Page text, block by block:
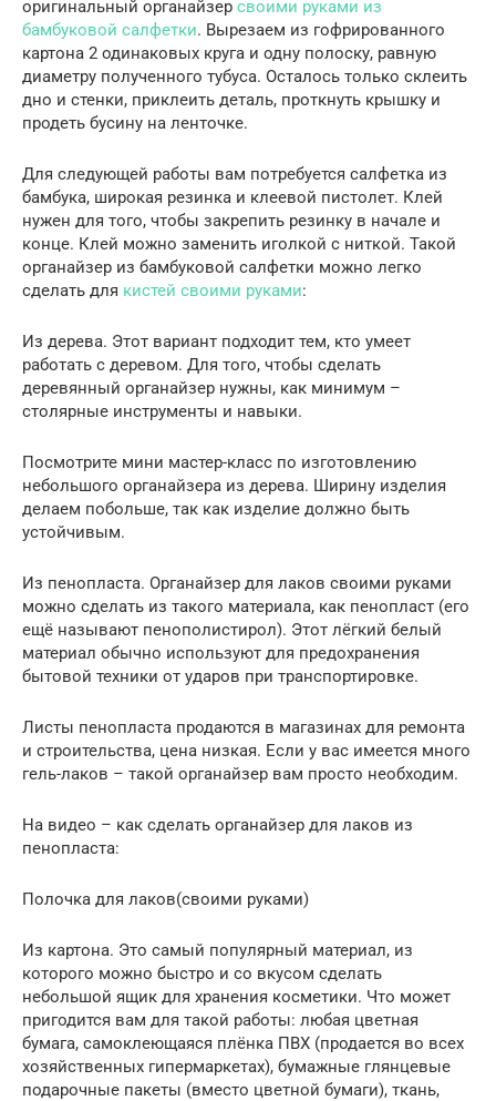
оригинальный органайзер своими руками из
бамбуковой салфетки. Вырезаем из гофрированного
картона 2 одинаковых круга и одну полоску, равную
диаметру полученного тубуса. Осталось только склеить
дно и стенки, приклеить деталь, проткнуть крышку и
продеть бусину на ленточке.
Для следующей работы вам потребуется салфетка из
бамбука, широкая резинка и клеевой пистолет. Клей
нужен для того, чтобы закрепить резинку в начале и
конце. Клей можно заменить иголкой с ниткой. Такой
органайзер из бамбуковой салфетки можно легко
сделать для кистей своими руками:
Из дерева. Этот вариант подходит тем, кто умеет
работать с деревом. Для того, чтобы сделать
деревянный органайзер нужны, как минимум –
столярные инструменты и навыки.
Посмотрите мини мастер-класс по изготовлению
небольшого органайзера из дерева. Ширину изделия
делаем побольше, так как изделие должно быть
устойчивым.
Из пенопласта. Органайзер для лаков своими руками
можно сделать из такого материала, как пенопласт (его
ещё называют пенополистирол). Этот лёгкий белый
материал обычно используют для предохранения
бытовой техники от ударов при транспортировке.
Листы пенопласта продаются в магазинах для ремонта
и строительства, цена низкая. Если у вас имеется много
гель-лаков – такой органайзер вам просто необходим.
На видео – как сделать органайзер для лаков из
пенопласта:
Полочка для лаков(своими руками)
Из картона. Это самый популярный материал, из
которого можно быстро и со вкусом сделать
небольшой ящик для хранения косметики. Что может
пригодится вам для такой работы: любая цветная
бумага, самоклеющаяся плёнка ПВХ (продается во всех
хозяйственных гипермаркетах), бумажные глянцевые
подарочные пакеты (вместо цветной бумаги), ткань,